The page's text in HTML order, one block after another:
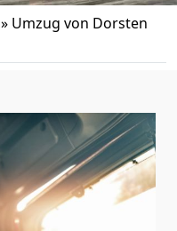
» Umzug von Dorsten